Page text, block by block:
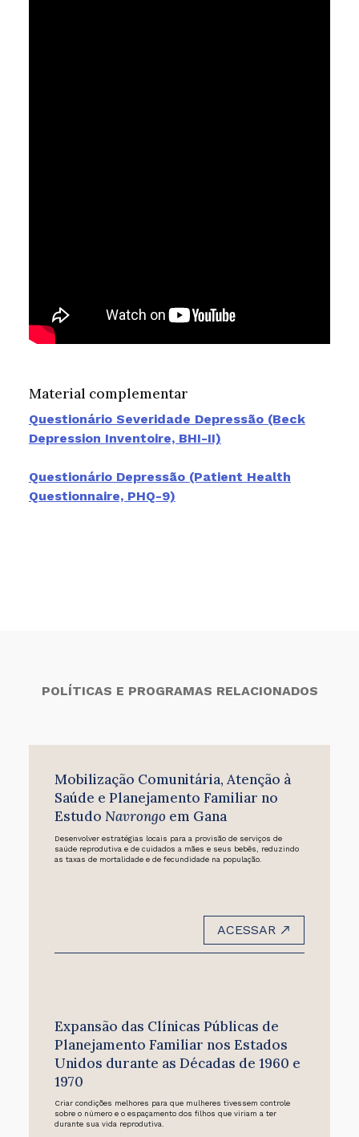
Material complementar
Questionário Severidade Depressão (Beck
Depression Inventoire, BHI-II)
Questionário Depressão (Patient Health
Questionnaire, PHQ-9)
POLÍTICAS E PROGRAMAS RELACIONADOS
Mobilização Comunitária, Atenção à
Saúde e Planejamento Familiar no
Estudo Navrongo em Gana
Desenvolver estratégias locais para a provisão de serviços de
saúde reprodutiva e de cuidados a mães e seus bebês, reduzindo
as taxas de mortalidade e de fecundidade na população.
ACESSAR
Expansão das Clínicas Públicas de
Planejamento Familiar nos Estados
Unidos durante as Décadas de 1960 e
1970
Criar condições melhores para que mulheres tivessem controle
sobre o número e o espaçamento dos filhos que viriam a ter
durante sua vida reprodutiva.